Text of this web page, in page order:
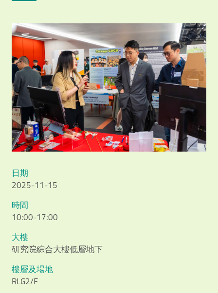
日期
2025-11-15
時間
10:00-17:00
大樓
研究院綜合大樓低層地下
樓層及場地
RLG2/F